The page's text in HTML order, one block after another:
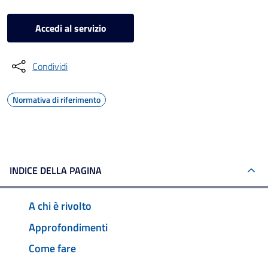
Accedi al servizio
Condividi
Normativa di riferimento
INDICE DELLA PAGINA
A chi è rivolto
Approfondimenti
Come fare